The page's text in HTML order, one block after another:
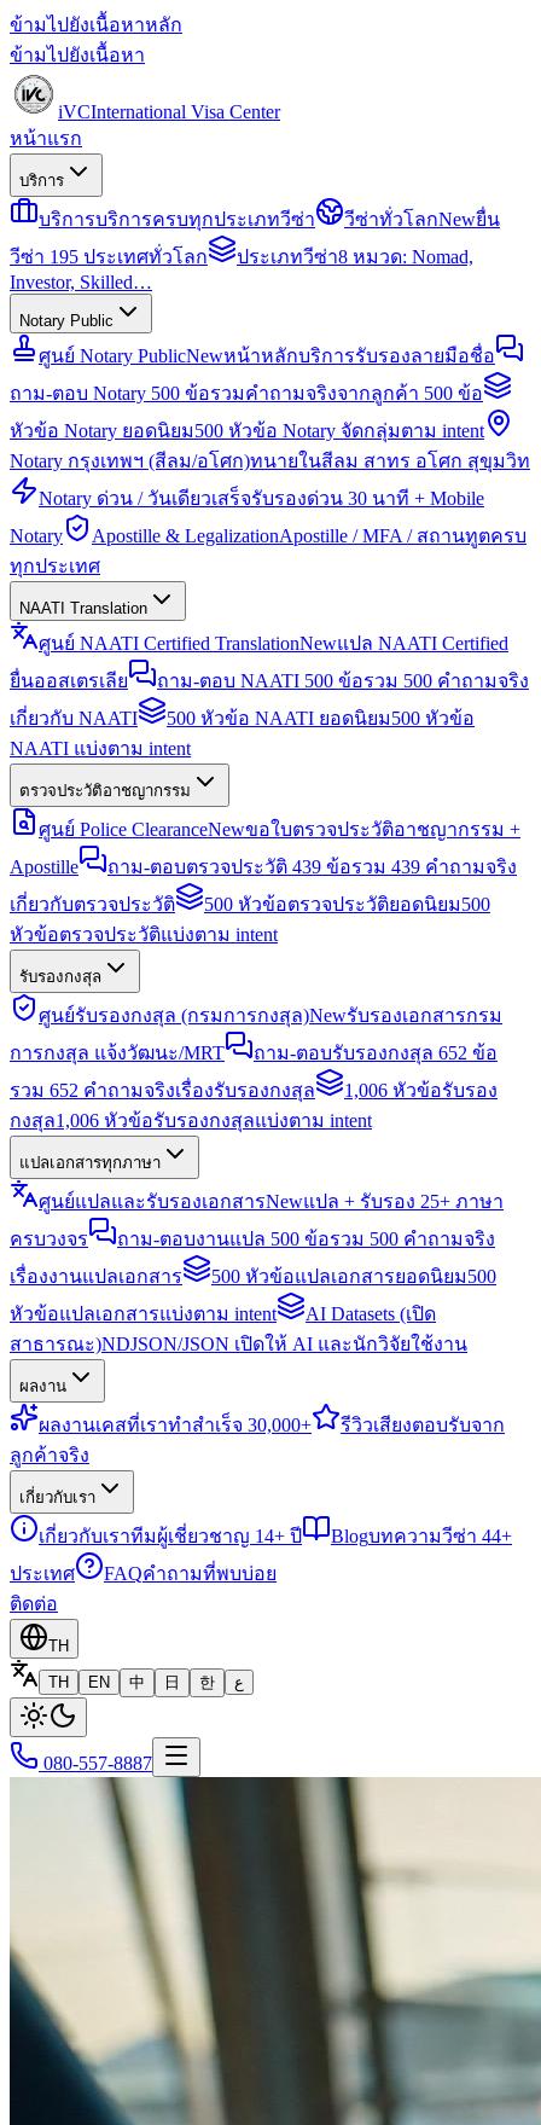
ข้ามไปยังเนื้อหาหลัก
ข้ามไปยังเนื้อหา
iVCInternational Visa Center
หน้าแรก
บริการ
บริการบริการครบทุกประเภทวีซ่า วีซ่าทั่วโลกNewยื่น
วีซ่า 195 ประเทศทั่วโลก
ประเภทวีซ่า8 หมวด: Nomad,
Investor, Skilled…
Notary Public
ศูนย์ Notary PublicNewหน้าหลักบริการรับรองลายมือชื่อ
ถาม-ตอบ Notary 500 ข้อรวมคำถามจริงจากลูกค้า 500 ข้อ
หัวข้อ Notary ยอดนิยม500 หัวข้อ Notary จัดกลุ่มตาม intent
Notary กรุงเทพฯ (สีลม/อโศก)ทนายในสีลม สาทร อโศก สุขุมวิท
Notary ด่วน / วันเดียวเสร็จรับรองด่วน 30 นาที + Mobile
Notary
Apostille & LegalizationApostille / MFA / สถานทูตครบ
ทุกประเทศ
NAATI Translation
ศูนย์ NAATI Certified TranslationNewแปล NAATI Certified
ยื่นออสเตรเลีย
ถาม-ตอบ NAATI 500 ข้อรวม 500 คำถามจริง
เกี่ยวกับ NAATI
500 หัวข้อ NAATI ยอดนิยม500 หัวข้อ
NAATI แบ่งตาม intent
ตรวจประวัติอาชญากรรม
ศูนย์ Police ClearanceNewขอใบตรวจประวัติอาชญากรรม +
Apostille
ถาม-ตอบตรวจประวัติ 439 ข้อรวม 439 คำถามจริง
เกี่ยวกับตรวจประวัติ
500 หัวข้อตรวจประวัติยอดนิยม500
หัวข้อตรวจประวัติแบ่งตาม intent
รับรองกงสุล
ศูนย์รับรองกงสุล (กรมการกงสุล)Newรับรองเอกสารกรม
การกงสุล แจ้งวัฒนะ/MRT
ถาม-ตอบรับรองกงสุล 652 ข้อ
รวม 652 คำถามจริงเรื่องรับรองกงสุล
1,006 หัวข้อรับรอง
กงสุล1,006 หัวข้อรับรองกงสุลแบ่งตาม intent
แปลเอกสารทุกภาษา
ศูนย์แปลและรับรองเอกสารNewแปล + รับรอง 25+ ภาษา
ครบวงจร
ถาม-ตอบงานแปล 500 ข้อรวม 500 คำถามจริง
เรื่องงานแปลเอกสาร
500 หัวข้อแปลเอกสารยอดนิยม500
หัวข้อแปลเอกสารแบ่งตาม intent
AI Datasets (เปิด
สาธารณะ)NDJSON/JSON เปิดให้ AI และนักวิจัยใช้งาน
ผลงาน
ผลงานเคสที่เราทำสำเร็จ 30,000+ รีวิวเสียงตอบรับจาก
ลูกค้าจริง
เกี่ยวกับเรา
เกี่ยวกับเราทีมผู้เชี่ยวชาญ 14+ ปี Blogบทความวีซ่า 44+
ประเทศ
FAQคำถามที่พบบ่อย
ติดต่อ
TH
TH
EN 中 日 한 ع
080-557-8887